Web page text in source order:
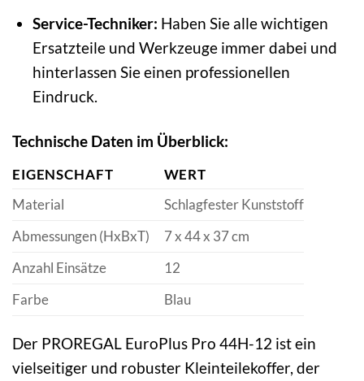
Service-Techniker: Haben Sie alle wichtigen
Ersatzteile und Werkzeuge immer dabei und
hinterlassen Sie einen professionellen
Eindruck.
Technische Daten im Überblick:
EIGENSCHAFT
WERT
Material
Schlagfester Kunststoff
Abmessungen (HxBxT)
7 x 44 x 37 cm
Anzahl Einsätze
12
Farbe
Blau
Der PROREGAL EuroPlus Pro 44H-12 ist ein
vielseitiger und robuster Kleinteilekoffer, der